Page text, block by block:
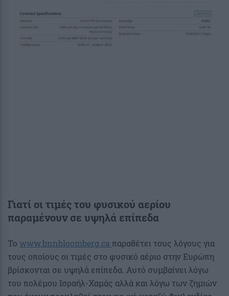
Γιατί οι τιμές του φυσικού αερίου
παραμένουν σε υψηλά επίπεδα
Το www.bnnbloomberg.ca παραθέτει τους λόγους για
τους οποίους οι τιμές στο φυσικό αέριο στην Ευρώπη
βρίσκονται σε υψηλά επίπεδα. Αυτό συμβαίνει λόγω
του πολέμου Ισραήλ-Χαμάς αλλά και λόγω των ζημιών